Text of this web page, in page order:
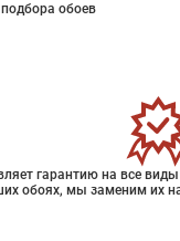
обоев
гарантию на все
обоях, мы заменим их